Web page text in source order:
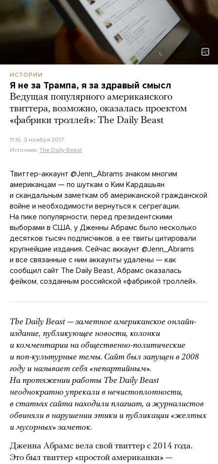
ИСТОРИИ
Я не за Трампа, я за здравый смысл
Ведущая популярного американского
твиттера, возможно, оказалась проектом
«фабрики троллей»: The Daily Beast
11:16, 3 ноября 2017
Источник: The Daily Beast
Твиттер-аккаунт @Jenn_Abrams знаком многим
американцам — по шуткам о Ким Кардашьян
и скандальным заметкам об американской гражданской
войне и необходимости вернуться к сегрегации.
На пике популярности, перед президентскими
выборами в США, у Дженны Абрамс было несколько
десятков тысяч подписчиков, а ее твиты цитировали
крупнейшие издания. Сейчас аккаунт @Jenn_Abrams
и все связанные с ним аккаунты удалены — как
сообщил сайт The Daily Beast, Абрамс оказалась
фейком, созданным российской «фабрикой троллей».
The Daily Beast — заметное американское онлайн-
издание, публикующее новости, колонки
и комментарии на общественно-политические
и поп-культурные темы. Сайт был запущен в 2008
году и называет себя «непартийным».
На протяжении работы The Daily Beast
неоднократно упрекали в нечистоплотности,
в статьях сайта находили плагиат, а журналистов
обвиняли в нарушении этики и публикации «желтых
и мусорных» заметок.
Дженна Абрамс вела свой твиттер с 2014 года.
Это был твиттер «простой американки» —